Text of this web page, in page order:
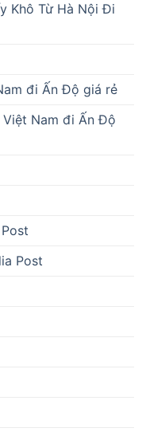
Khô Từ Hà Nội Đi
đi Ấn Độ giá rẻ
Việt Nam đi Ấn Độ
Post